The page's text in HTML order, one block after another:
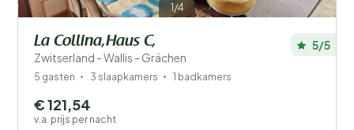
1/4
La Collina,Haus C,
Zwitserland - Wallis - Grächen
5/5
5 gasten 3 slaapkamers 1 badkamers
€ 121,54
v.a. prijs per nacht